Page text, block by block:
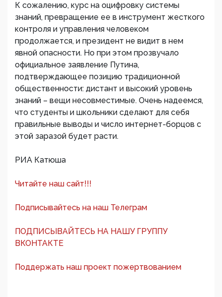
К сожалению, курс на оцифровку системы
знаний, превращение ее в инструмент жесткого
контроля и управления человеком
продолжается, и президент не видит в нем
явной опасности. Но при этом прозвучало
официальное заявление Путина,
подтверждающее позицию традиционной
общественности: дистант и высокий уровень
знаний – вещи несовместимые. Очень надеемся,
что студенты и школьники сделают для себя
правильные выводы и число интернет-борцов с
этой заразой будет расти.
РИА Катюша
Читайте наш сайт!!!
Подписывайтесь на наш Телеграм
ПОДПИСЫВАЙТЕСЬ НА НАШУ ГРУППУ
ВКОНТАКТЕ
Поддержать наш проект пожертвованием